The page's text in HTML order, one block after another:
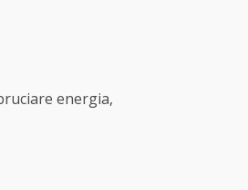
energia,